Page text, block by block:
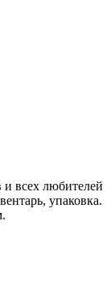
всех любителей
упаковка.